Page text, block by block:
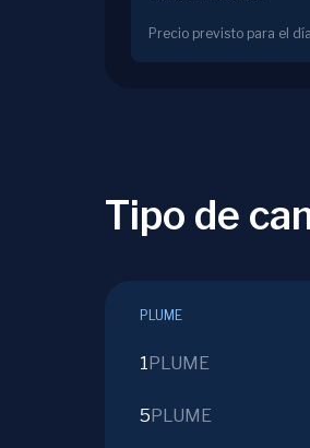
Precio previsto para el
Tipo de
PLUME
1PLUME
5PLUME